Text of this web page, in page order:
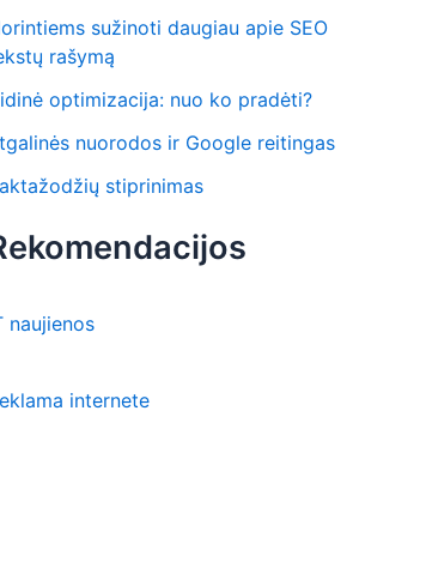
sužinoti daugiau apie SEO
rašymą
optimizacija: nuo ko pradėti?
nuorodos ir Google reitingas
stiprinimas
naujienos
internete